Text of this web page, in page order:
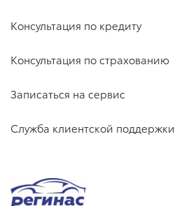
Консультация по кредиту
Консультация по страхованию
Записаться на сервис
Служба клиентской поддержки